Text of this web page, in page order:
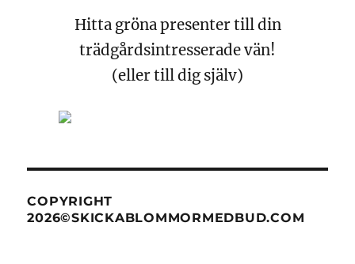
Hitta gröna presenter till din
trädgårdsintresserade vän!
(eller till dig själv)
COPYRIGHT
2026©SKICKABLOMMORMEDBUD.COM